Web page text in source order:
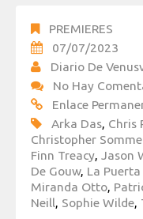
PREMIERES
07/07/2023
Diario De
No Hay
Enlace
Arka Das, Chris
Christopher
Finn Treacy, Jason
De Gouw, La
Miranda Otto,
Neill, Sophie Wilde,